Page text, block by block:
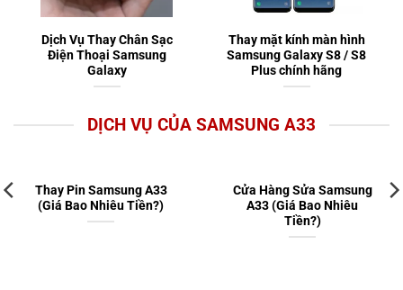
Dịch Vụ Thay Chân Sạc
Điện Thoại Samsung
Galaxy
Thay mặt kính màn hình
Samsung Galaxy S8 / S8
Plus chính hãng
DỊCH VỤ CỦA SAMSUNG A33
Thay Pin Samsung A33
(Giá Bao Nhiêu Tiền?)
Cửa Hàng Sửa Samsung
A33 (Giá Bao Nhiêu
Tiền?)